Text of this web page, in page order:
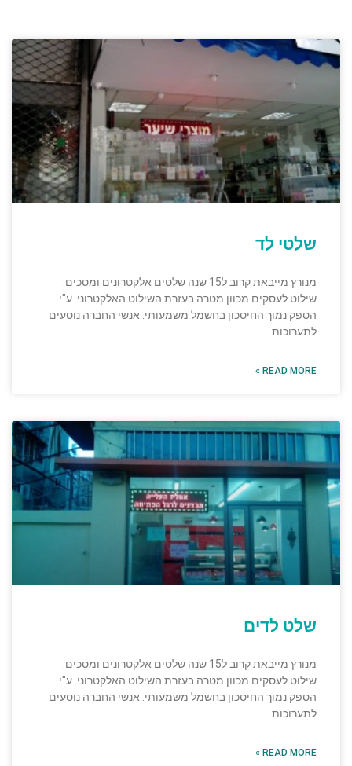
שלטי לד
מנורץ מייבאת קרוב ל15 שנה שלטים אלקטרונים ומסכים.
שילוט לעסקים מכוון מטרה בעזרת השילוט האלקטרוני. ע"י
הספק נמוך החיסכון בחשמל משמעותי. אנשי החברה נוסעים
לתערוכות
READ MORE »
שלט לדים
מנורץ מייבאת קרוב ל15 שנה שלטים אלקטרונים ומסכים.
שילוט לעסקים מכוון מטרה בעזרת השילוט האלקטרוני. ע"י
הספק נמוך החיסכון בחשמל משמעותי. אנשי החברה נוסעים
לתערוכות
READ MORE »